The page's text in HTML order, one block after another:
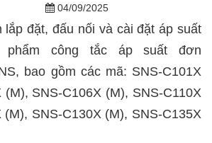
04/09/2025
lắp đặt, đấu nối và cài đặt áp suất
phẩm công tắc áp suất đơn
bao gồm các mã: SNS-C101X
(M), SNS-C106X (M), SNS-C110X
(M), SNS-C130X (M), SNS-C135X